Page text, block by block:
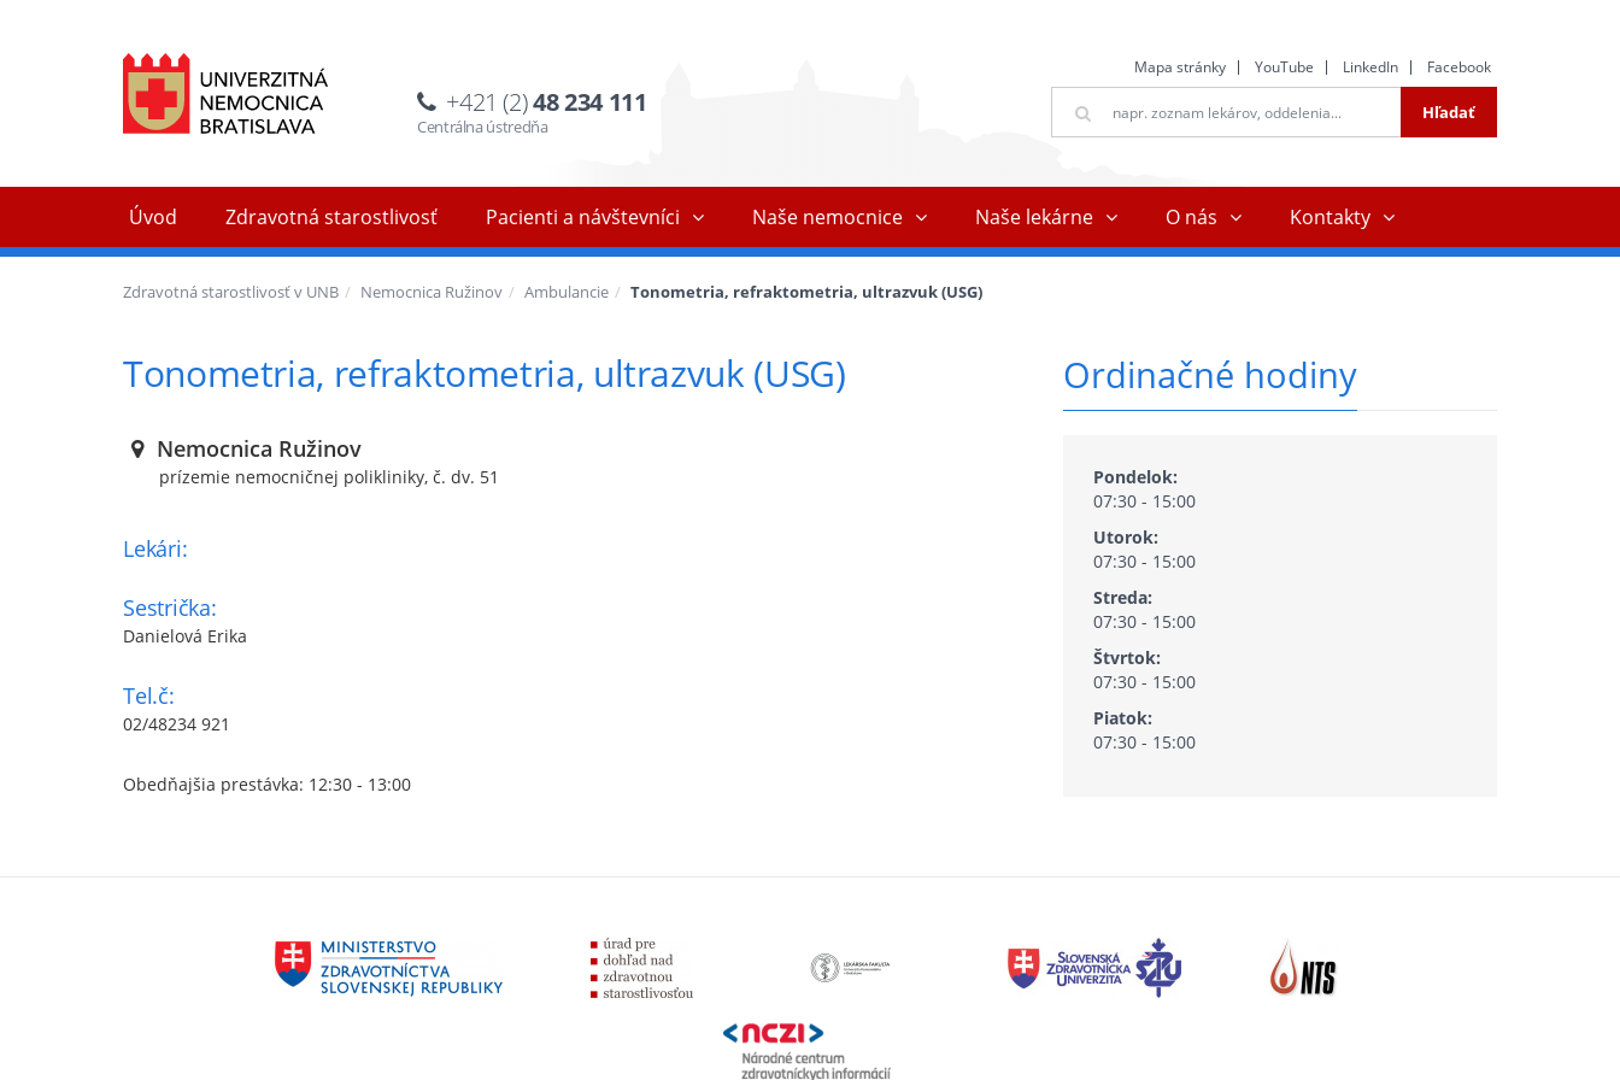
+421 (2)48 234 111
Centrálna ústredňa
Mapa stránky YouTube LinkedIn Facebook
vyhľadávanie
Hľadať
Úvod Zdravotná starostlivosť Pacienti a návštevníci Naše nemocnice Naše lekárne O nás Kontakty
Zdravotná starostlivosť v UNB Nemocnica Ružinov Ambulancie Tonometria, refraktometria, ultrazvuk (USG)
Tonometria, refraktometria, ultrazvuk (USG)
Nemocnica Ružinov
prízemie nemocničnej polikliniky, č. dv. 51
Lekári:
Sestrička:
Danielová Erika
Tel.č:
02/48234 921
Obedňajšia prestávka: 12:30 - 13:00
Ordinačné hodiny
Pondelok:
07:30 - 15:00
Utorok:
07:30 - 15:00
Streda:
07:30 - 15:00
Štvrtok:
07:30 - 15:00
Piatok:
07:30 - 15:00